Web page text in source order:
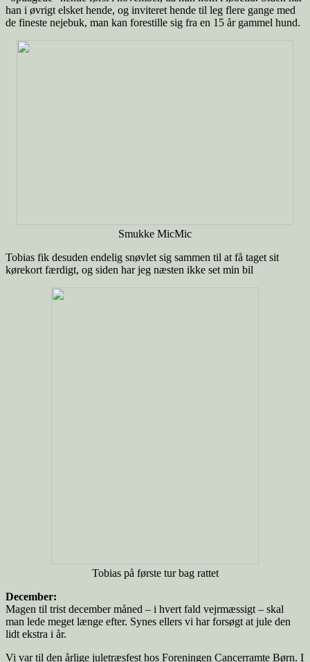
han i øvrigt elsket hende, og inviteret hende til leg flere gange med
de fineste nejebuk, man kan forestille sig fra en 15 år gammel hund.
Smukke MicMic
Tobias fik desuden endelig snøvlet sig sammen til at få taget sit
kørekort færdigt, og siden har jeg næsten ikke set min bil
Tobias på første tur bag rattet
December:
Magen til trist december måned – i hvert fald vejrmæssigt – skal
man lede meget længe efter. Synes ellers vi har forsøgt at jule den
lidt ekstra i år.
Vi var til den årlige juletræsfest hos Foreningen Cancerramte Børn. I